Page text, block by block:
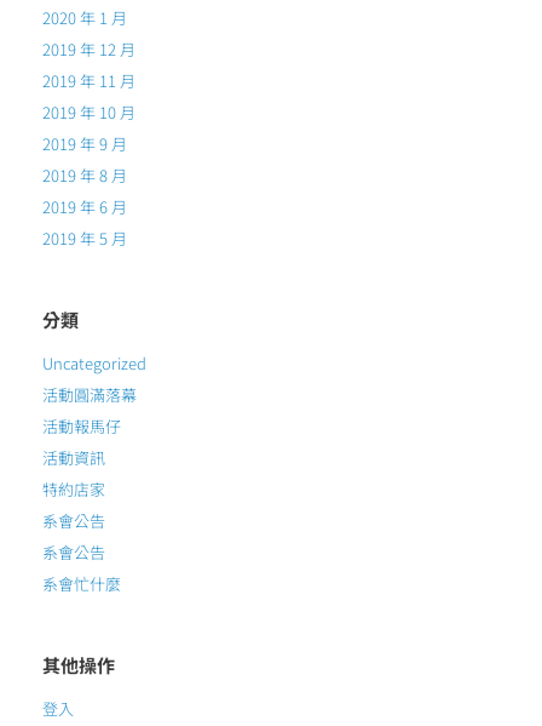
2020 年 1 月
2019 年 12 月
2019 年 11 月
2019 年 10 月
2019 年 9 月
2019 年 8 月
2019 年 6 月
2019 年 5 月
分類
Uncategorized
活動圓滿落幕
活動報馬仔
活動資訊
特約店家
系會公告
系會公告
系會忙什麼
其他操作
登入